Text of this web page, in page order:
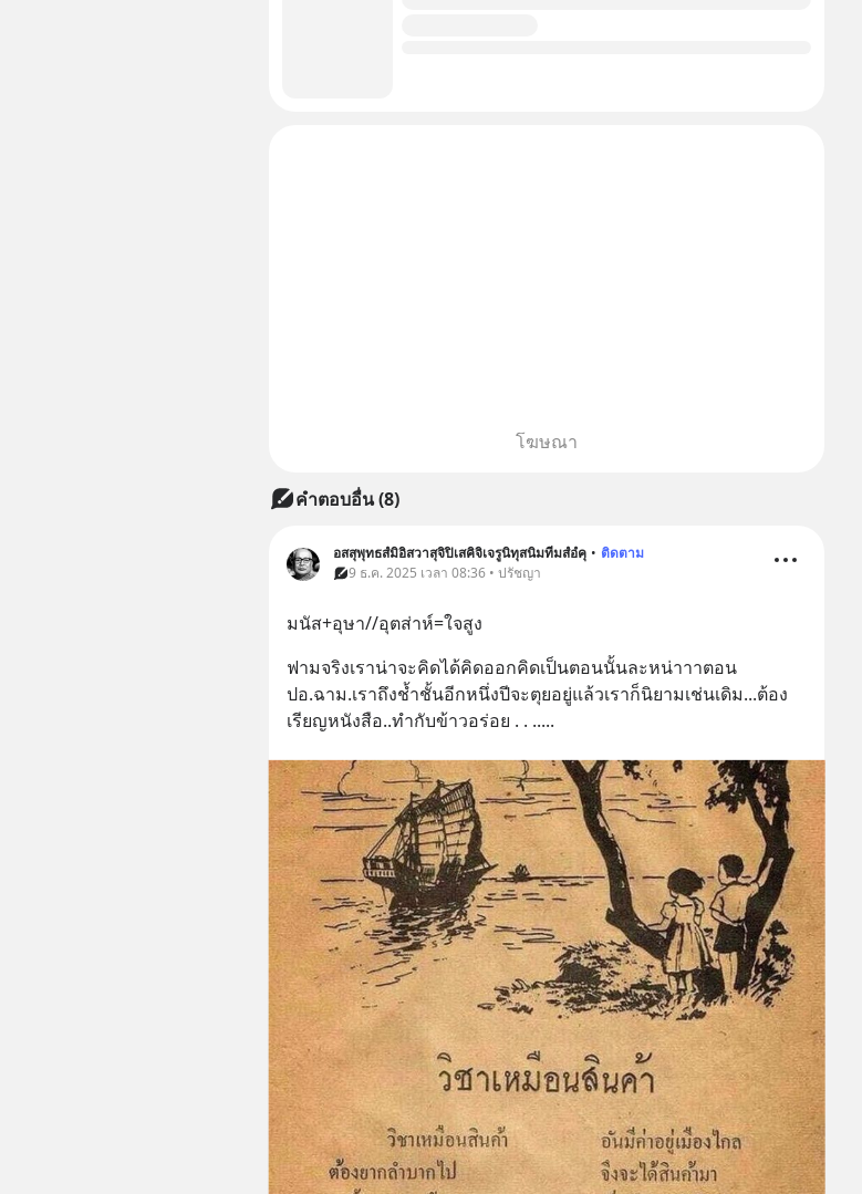
โฆษณา
คำตอบอื่น(8)
อสสุพุทธสํมิอิสวาสุจิปิเสคิจิเจรูนิทุสนิมทีมสํอํคุ • ติดตาม
9 ธ.ค. 2025 เวลา 08:36 • ปรัชญา
มนัส+อุษา//อุตส่าห์=ใจสูง
ฟามจริงเราน่าจะคิดได้คิดออกคิดเป็นตอนนั้นละหน่าาาตอน
ปอ.ฉาม.เราถึงช้ำชั้นอีกหนึ่งปีจะตุยอยู่แล้วเราก็นิยามเช่นเดิม...ต้อง
เรียญหนังสือ..ทำกับข้าวอร่อย . . .....